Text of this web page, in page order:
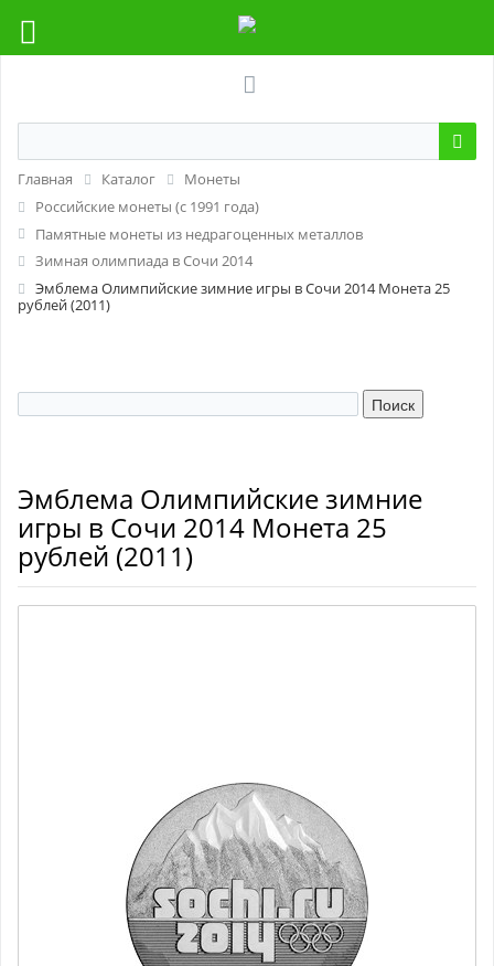
Главная Каталог
Монеты
Российские монеты (с 1991 года)
Памятные монеты из недрагоценных металлов
Зимная олимпиада в Сочи 2014
Эмблема Олимпийские зимние игры в Сочи 2014 Монета 25
рублей (2011)
Эмблема Олимпийские зимние
игры в Сочи 2014 Монета 25
рублей (2011)